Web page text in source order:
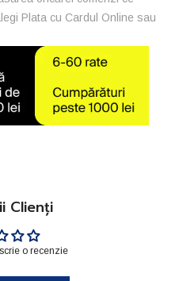
Plata cu Cardul Online sau
Clienți
o recenzie